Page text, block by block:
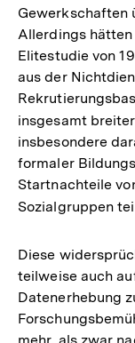
Gewerkschaften
Allerdings
Elitestudie von
aus der
insgesamt
insbesondere
formaler
Startnachteile
Sozialgruppen
Diese
teilweise auch
Datenerhebung
mehr, als zwar